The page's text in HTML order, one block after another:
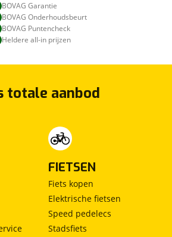
BOVAG Garantie
BOVAG Onderhoudsbeurt
BOVAG Puntencheck
Heldere all-in prijzen
totale aanbod
FIETSEN
Fiets kopen
Elektrische fietsen
Speed pedelecs
Stadsfiets